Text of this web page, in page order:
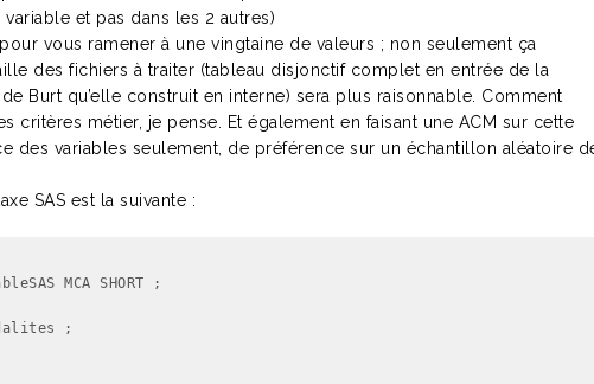
et pas dans les 2 autres)
vous ramener à une vingtaine de valeurs ; non seulement ça
des fichiers à traiter (tableau disjonctif complet en entrée de la
Burt qu’elle construit en interne) sera plus raisonnable. Comment
critères métier, je pense. Et également en faisant une ACM sur cette
des variables seulement, de préférence sur un échantillon aléatoire
SAS est la suivante :
MCA SHORT ;